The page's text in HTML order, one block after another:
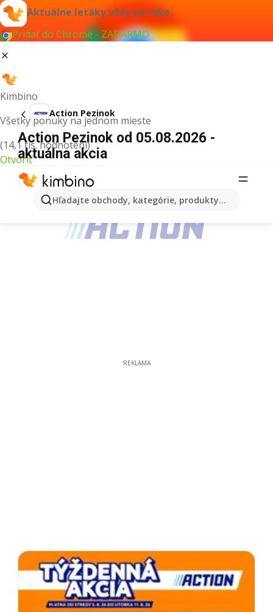
Aktuálne letáky vždy po ruke
Pridať do Chrome - ZADARMO
Kimbino
Všetky ponuky na jednom mieste
(14,1 tis. hodnotení)
Otvoriť
Hľadajte obchody, kategórie, produkty...
Action Pezinok
Action Pezinok od 05.08.2026 -
aktuálna akcia
REKLAMA